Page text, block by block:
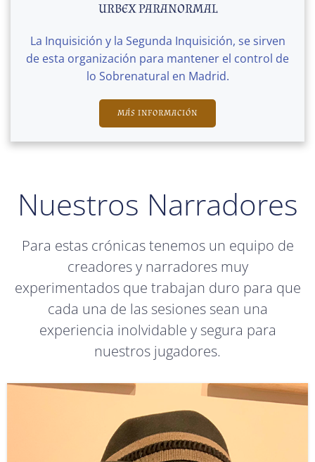
URBEX PARANORMAL
La Inquisición y la Segunda Inquisición, se sirven
de esta organización para mantener el control de
lo Sobrenatural en Madrid.
MÁS INFORMACIÓN
Nuestros Narradores
Para estas crónicas tenemos un equipo de
creadores y narradores muy
experimentados que trabajan duro para que
cada una de las sesiones sean una
experiencia inolvidable y segura para
nuestros jugadores.